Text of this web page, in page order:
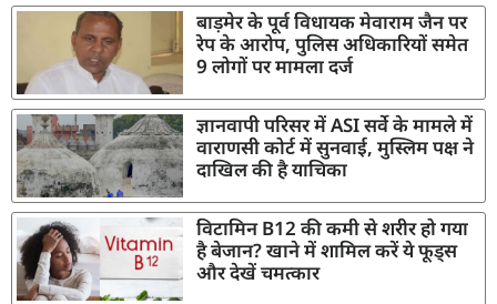
बाड़मेर के पूर्व विधायक मेवाराम जैन पर
रेप के आरोप, पुलिस अधिकारियों समेत
9 लोगों पर मामला दर्ज
ज्ञानवापी परिसर में ASI सर्वे के मामले में
वाराणसी कोर्ट में सुनवाई, मुस्लिम पक्ष ने
दाखिल की है याचिका
विटामिन B12 की कमी से शरीर हो गया
है बेजान? खाने में शामिल करें ये फूड्स
और देखें चमत्कार